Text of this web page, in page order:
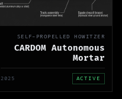
SELF-PROPELLED HOWITZER
CARDOM Autonomous
Mortar
ACTIVE
2025